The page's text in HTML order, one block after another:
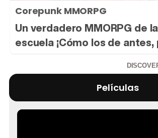
Corepunk MMORPG
Un verdadero MMORPG de
escuela ¡Cómo los de
Películas